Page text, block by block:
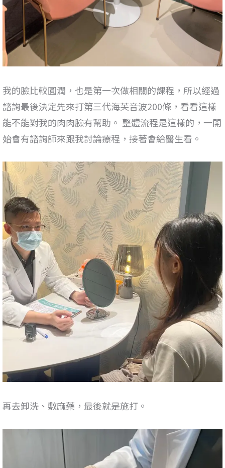
我的臉比較圓潤，也是第一次做相關的課程，所以經過
諮詢最後決定先來打第三代海芙音波200條，看看這樣
能不能對我的肉肉臉有幫助。 整體流程是這樣的，一開
始會有諮詢師來跟我討論療程，接著會給醫生看。
再去卸洗、敷麻藥，最後就是施打。